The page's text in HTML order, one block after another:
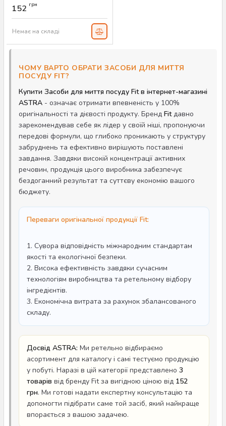
152 грн
Немає на складі
ЧОМУ ВАРТО ОБРАТИ ЗАСОБИ ДЛЯ МИТТЯ
ПОСУДУ FIT?
Купити Засоби для миття посуду Fit в інтернет-магазині
ASTRA - означає отримати впевненість у 100%
оригінальності та дієвості продукту. Бренд Fitдавно
зарекомендував себе як лідер у своїй ніші, пропонуючи
передові формули, що глибоко проникають у структуру
забруднень та ефективно вирішують поставлені
завдання. Завдяки високій концентрації активних
речовин, продукція цього виробника забезпечує
бездоганний результат та суттєву економію вашого
бюджету.
Переваги оригінальної продукції Fit:
1. Сувора відповідність міжнародним стандартам
якості та екологічної безпеки.
2. Висока ефективність завдяки сучасним
технологіям виробництва та ретельному відбору
інгредієнтів.
3. Економічна витрата за рахунок збалансованого
складу.
Досвід ASTRA: Ми ретельно відбираємо
асортимент для каталогу і самі тестуємо продукцію
у побуті. Наразі в цій категорії представлено 3
товарів від бренду Fit за вигідною ціною від 152
грн. Ми готові надати експертну консультацію та
допомогти підібрати саме той засіб, який найкраще
впорається з вашою задачею.